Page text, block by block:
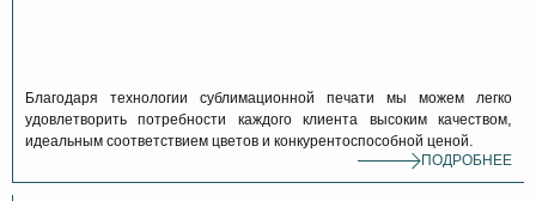
Благодаря технологии сублимационной печати мы можем легко
удовлетворить потребности каждого клиента высоким качеством,
идеальным соответствием цветов и конкурентоспособной ценой.
ПОДРОБНЕЕ